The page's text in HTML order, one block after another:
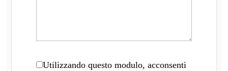
Utilizzando questo modulo, acconsenti